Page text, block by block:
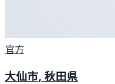
官方
大仙市, 秋田県